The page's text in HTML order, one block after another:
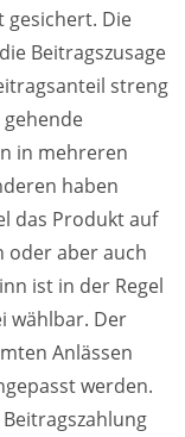
gesichert. Die
Beitragszusage
streng
in mehreren
haben
das Produkt auf
oder aber auch
ist in der Regel
wählbar. Der
Anlässen
werden.